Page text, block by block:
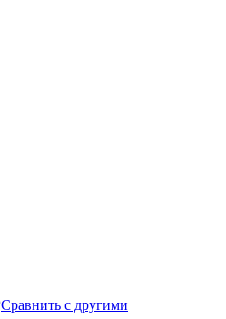
Сравнить с другими